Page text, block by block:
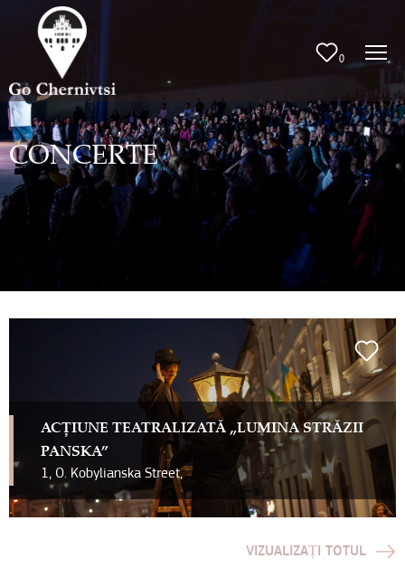
0
CONCERTE
ACȚIUNE TEATRALIZATĂ „LUMINA STRĂZII
PANSKA”
1, O. Kobylianska Street,
VIZUALIZAȚI TOTUL